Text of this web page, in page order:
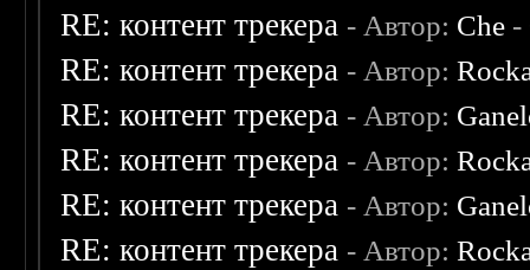
RE: контент трекера - Автор: Che -
RE: контент трекера - Автор:
RE: контент трекера - Автор:
RE: контент трекера - Автор:
RE: контент трекера - Автор:
RE: контент трекера - Автор: